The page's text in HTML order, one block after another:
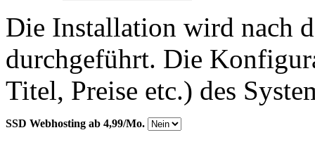
Die Installation wird nach
durchgeführt. Die
Titel, Preise etc.) des
SSD Webhosting ab 4,99/Mo.